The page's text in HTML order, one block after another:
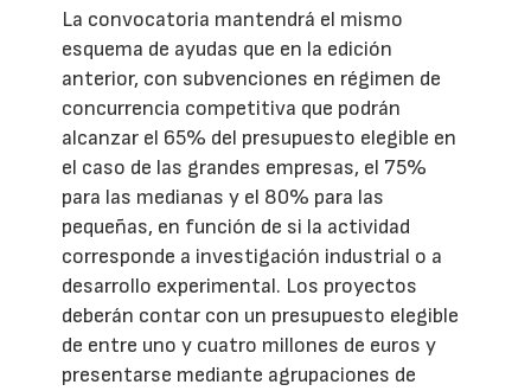
La convocatoria mantendrá el mismo
esquema de ayudas que en la edición
anterior, con subvenciones en régimen de
concurrencia competitiva que podrán
alcanzar el 65% del presupuesto elegible en
el caso de las grandes empresas, el 75%
para las medianas y el 80% para las
pequeñas, en función de si la actividad
corresponde a investigación industrial o a
desarrollo experimental. Los proyectos
deberán contar con un presupuesto elegible
de entre uno y cuatro millones de euros y
presentarse mediante agrupaciones de